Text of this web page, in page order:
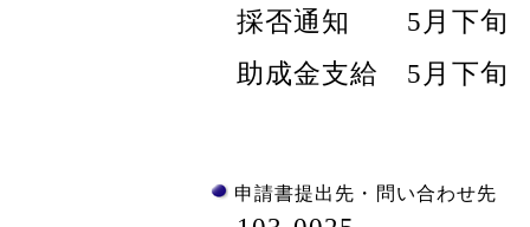
採否通知 5月下旬
助成金支給 5月下旬
申請書提出先・問い合わせ先